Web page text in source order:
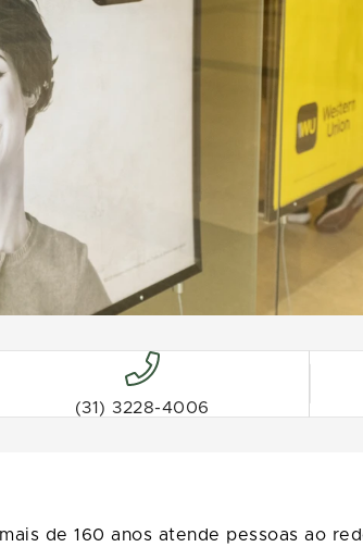
(31) 3228-4006
de 160 anos atende pessoas ao